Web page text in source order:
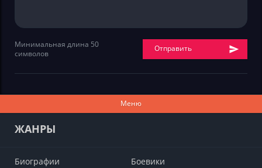
Минимальная длина 50
символов
Отправить
Меню
ЖАНРЫ
Биографии
Боевики